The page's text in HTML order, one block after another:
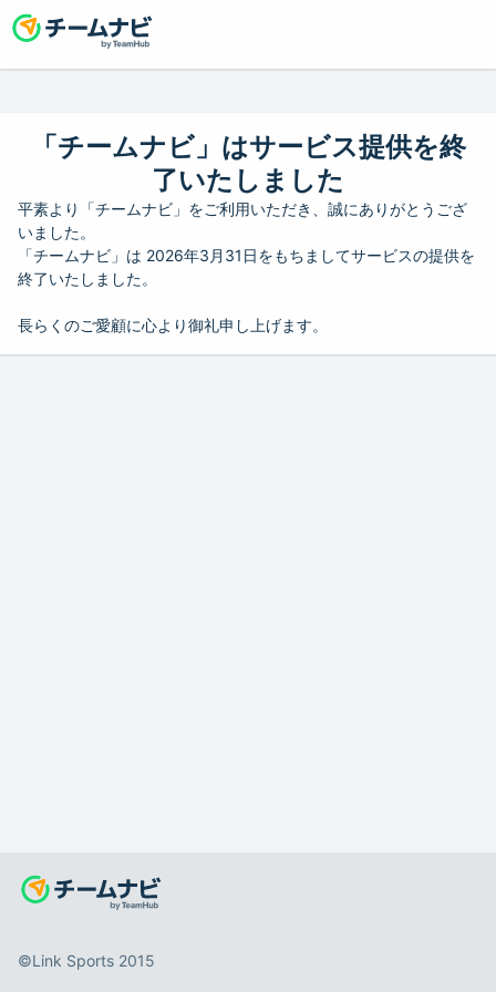
「チームナビ」はサービス提供を終
了いたしました
平素より「チームナビ」をご利用いただき、誠にありがとうござ
いました。
「チームナビ」は 2026年3月31日をもちましてサービスの提供を
終了いたしました。
長らくのご愛顧に心より御礼申し上げます。
©️Link Sports 2015